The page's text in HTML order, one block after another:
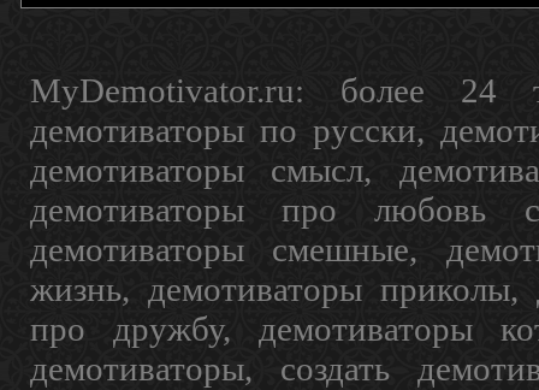
MyDemotivator.ru: более 24
демотиваторы по русски,
демотиваторы смысл,
демотиваторы про любовь
демотиваторы смешные,
жизнь, демотиваторы приколы,
про дружбу, демотиваторы
демотиваторы, создать